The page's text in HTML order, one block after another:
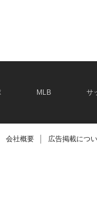
MLB サ
会社概要 広告掲載につ